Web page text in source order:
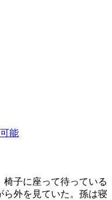
能
子に座って待っている
ら外を見ていた。孫は寝